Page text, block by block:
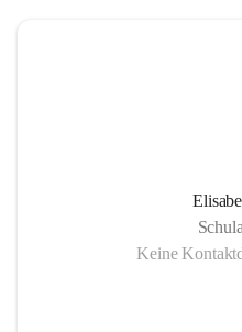
Keine